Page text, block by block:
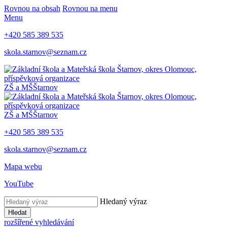
Rovnou na obsah Rovnou na menu
Menu
+420 585 389 535
skola.starnov@seznam.cz
ZŠ a MŠŠtarnov
ZŠ a MŠŠtarnov
+420 585 389 535
skola.starnov@seznam.cz
Mapa webu
YouTube
Hledaný výraz
Hledat
rozšířené vyhledávání